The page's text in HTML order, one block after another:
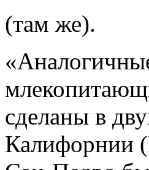
(там же).
сделаны в
Калифорнии